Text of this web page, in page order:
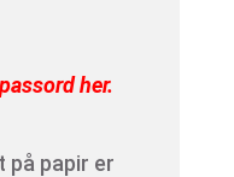
her.
på papir er